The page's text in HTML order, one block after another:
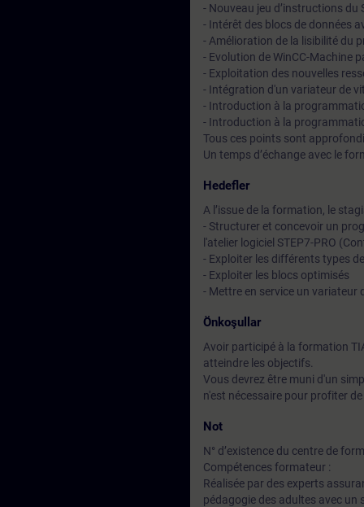
- Nouveau jeu d’instructions du
- Intérêt des blocs de données
- Amélioration de la lisibilité du
- Evolution de WinCC-Machine
- Exploitation des nouvelles
- Intégration d'un variateur de
- Introduction à la
- Introduction à la
Tous ces points sont
Un temps d’échange avec le
Hedefler
A l’issue de la formation, le
- Structurer et concevoir un
l'atelier logiciel STEP7-PRO
- Exploiter les différents types
- Exploiter les blocs optimisés
- Mettre en service un variateur
Önkoşullar
Avoir participé à la formation
atteindre les objectifs.
Vous devrez être muni d'un
n'est nécessaire pour profiter
Not
N° d’existence du centre de
Compétences formateur :
Réalisée par des experts
pédagogie des adultes avec un